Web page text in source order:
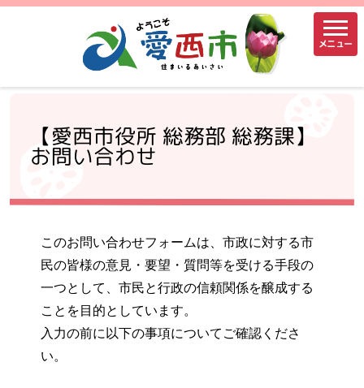
メニュー
【愛西市役所 総務部 総務課】
お問い合わせ
このお問い合わせフォームは、市政に対する市
民の皆様の意見・要望・質問等を受ける手段の
一つとして、市民と行政の信頼関係を醸成する
ことを目的としています。
入力の前に以下の事項についてご確認くださ
い。